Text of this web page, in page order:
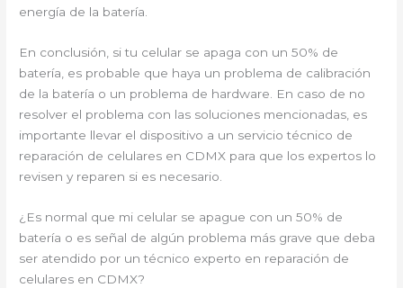
energía de la batería.
En conclusión, si tu celular se apaga con un 50% de
batería, es probable que haya un problema de calibración
de la batería o un problema de hardware. En caso de no
resolver el problema con las soluciones mencionadas, es
importante llevar el dispositivo a un servicio técnico de
reparación de celulares en CDMX para que los expertos lo
revisen y reparen si es necesario.
¿Es normal que mi celular se apague con un 50% de
batería o es señal de algún problema más grave que deba
ser atendido por un técnico experto en reparación de
celulares en CDMX?